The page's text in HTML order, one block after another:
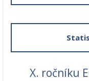
X. ročníku